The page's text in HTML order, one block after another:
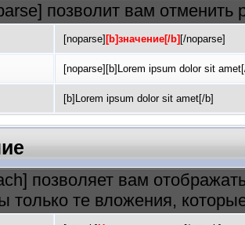
позволит вам отменить
[noparse] [b]значение[/b] [/noparse]
[noparse][b]Lorem ipsum dolor sit
[b]Lorem ipsum dolor sit amet[/b]
позволяет вам
только те вложения,